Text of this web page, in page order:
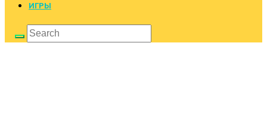
ИГРЫ